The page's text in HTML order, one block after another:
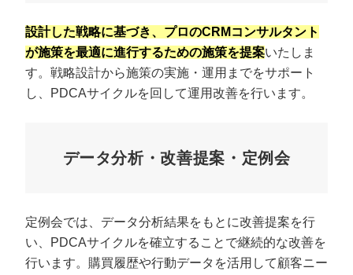
設計した戦略に基づき、プロのCRMコンサルタント
が施策を最適に進行するための施策を提案いたしま
す。戦略設計から施策の実施・運用までをサポート
し、PDCAサイクルを回して運用改善を行います。
データ分析・改善提案・定例会
定例会では、データ分析結果をもとに改善提案を行
い、PDCAサイクルを確立することで継続的な改善を
行います。購買履歴や行動データを活用して顧客ニー